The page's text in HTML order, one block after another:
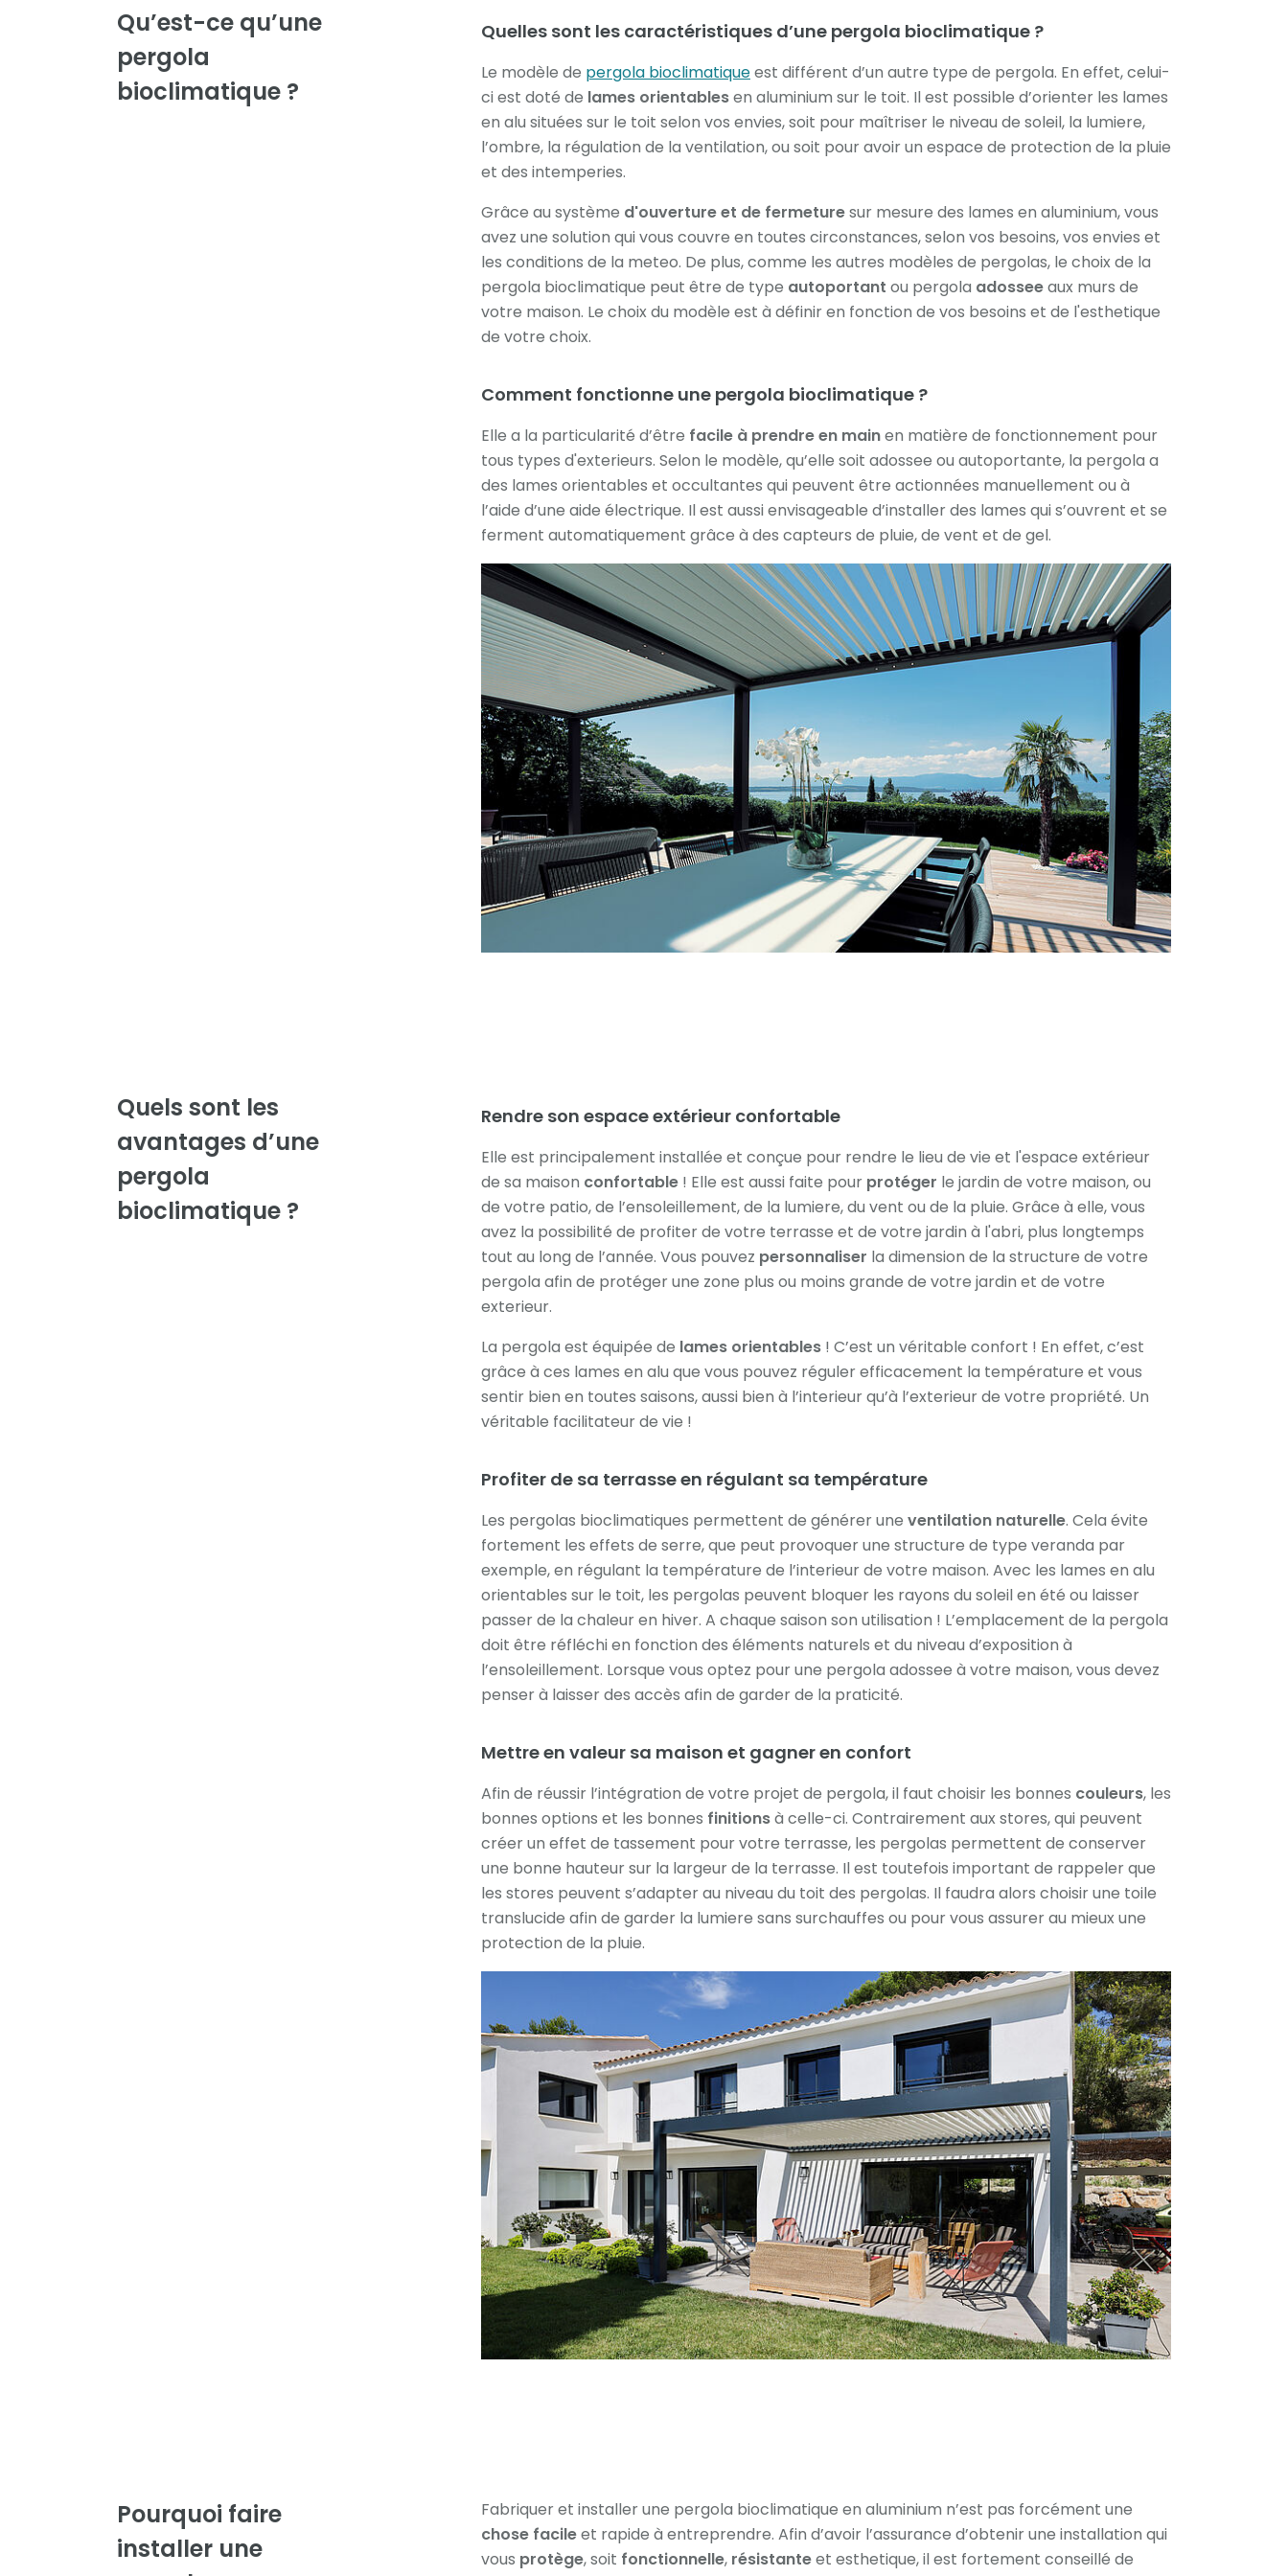
Qu’est-ce qu’une
pergola
bioclimatique ?
Quelles sont les caractéristiques d’une pergola bioclimatique ?
Le modèle de pergola bioclimatiqueest différent d’un autre type de pergola. En effet, celui-
ci est doté de lames orientablesen aluminium sur le toit. Il est possible d’orienter les lames
en alu situées sur le toit selon vos envies, soit pour maîtriser le niveau de soleil, la lumiere,
l’ombre, la régulation de la ventilation, ou soit pour avoir un espace de protection de la pluie
et des intemperies.
Grâce au système d'ouverture et de fermeturesur mesure des lames en aluminium, vous
avez une solution qui vous couvre en toutes circonstances, selon vos besoins, vos envies et
les conditions de la meteo. De plus, comme les autres modèles de pergolas, le choix de la
pergola bioclimatique peut être de type autoportant ou pergola adosseeaux murs de
votre maison. Le choix du modèle est à définir en fonction de vos besoins et de l'esthetique
de votre choix.
Comment fonctionne une pergola bioclimatique ?
Elle a la particularité d’être facile à prendre en mainen matière de fonctionnement pour
tous types d'exterieurs. Selon le modèle, qu’elle soit adossee ou autoportante, la pergola a
des lames orientables et occultantes qui peuvent être actionnées manuellement ou à
l’aide d’une aide électrique. Il est aussi envisageable d’installer des lames qui s’ouvrent et se
ferment automatiquement grâce à des capteurs de pluie, de vent et de gel.
Quels sont les
avantages d’une
pergola
bioclimatique ?
Rendre son espace extérieur confortable
Elle est principalement installée et conçue pour rendre le lieu de vie et l'espace extérieur
de sa maison confortable ! Elle est aussi faite pour protéger le jardin de votre maison, ou
de votre patio, de l’ensoleillement, de la lumiere, du vent ou de la pluie. Grâce à elle, vous
avez la possibilité de profiter de votre terrasse et de votre jardin à l'abri, plus longtemps
tout au long de l’année. Vous pouvez personnaliser la dimension de la structure de votre
pergola afin de protéger une zone plus ou moins grande de votre jardin et de votre
exterieur.
La pergola est équipée de lames orientables! C’est un véritable confort ! En effet, c’est
grâce à ces lames en alu que vous pouvez réguler efficacement la température et vous
sentir bien en toutes saisons, aussi bien à l’interieur qu’à l’exterieur de votre propriété. Un
véritable facilitateur de vie !
Profiter de sa terrasse en régulant sa température
Les pergolas bioclimatiques permettent de générer une ventilation naturelle. Cela évite
fortement les effets de serre, que peut provoquer une structure de type veranda par
exemple, en régulant la température de l’interieur de votre maison. Avec les lames en alu
orientables sur le toit, les pergolas peuvent bloquer les rayons du soleil en été ou laisser
passer de la chaleur en hiver. A chaque saison son utilisation ! L’emplacement de la pergola
doit être réfléchi en fonction des éléments naturels et du niveau d’exposition à
l’ensoleillement. Lorsque vous optez pour une pergola adossee à votre maison, vous devez
penser à laisser des accès afin de garder de la praticité.
Mettre en valeur sa maison et gagner en confort
Afin de réussir l’intégration de votre projet de pergola, il faut choisir les bonnes couleurs, les
bonnes options et les bonnes finitionsà celle-ci. Contrairement aux stores, qui peuvent
créer un effet de tassement pour votre terrasse, les pergolas permettent de conserver
une bonne hauteur sur la largeur de la terrasse. Il est toutefois important de rappeler que
les stores peuvent s’adapter au niveau du toit des pergolas. Il faudra alors choisir une toile
translucide afin de garder la lumiere sans surchauffes ou pour vous assurer au mieux une
protection de la pluie.
Pourquoi faire
installer une
Fabriquer et installer une pergola bioclimatique en aluminium n’est pas forcément une
chose facileet rapide à entreprendre. Afin d’avoir l’assurance d’obtenir une installation qui
vous protège, soit fonctionnelle, résistanteet esthetique, il est fortement conseillé de